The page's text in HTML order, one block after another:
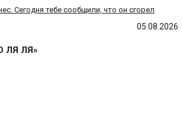
05.08.2026
Сегодня тебе сообщили, что он сгорел
ЛЯ ЛЯ»